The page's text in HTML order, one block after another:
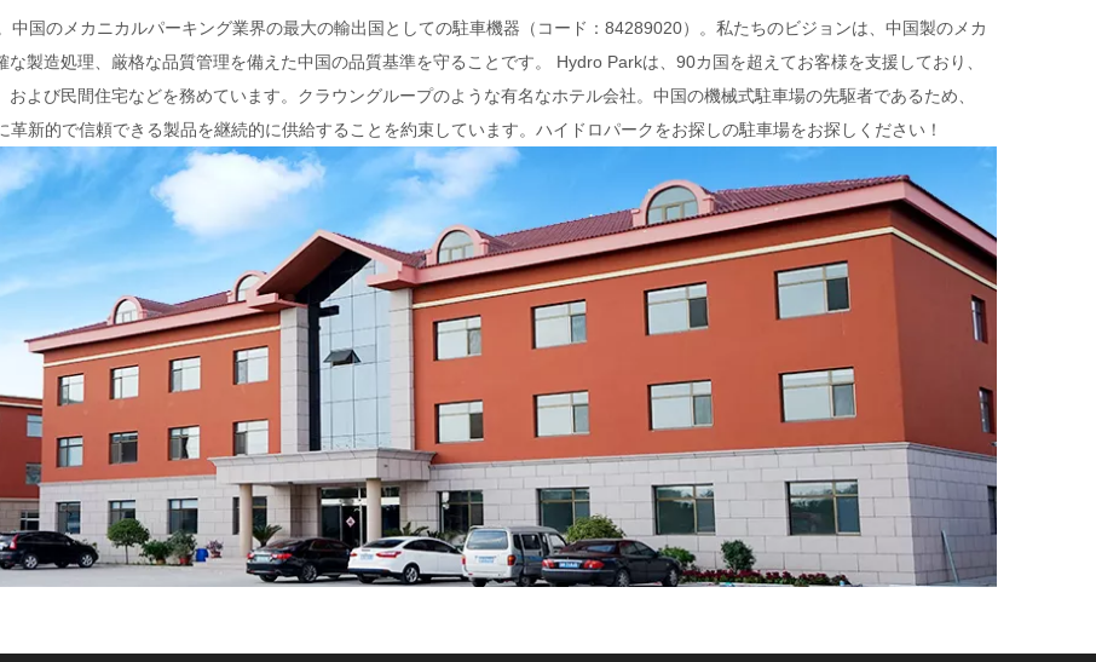
国のメカニカルパーキング業界の最大の輸出国としての駐車機器（コード：84289020）。私たちのビジョンは、中国製のメカ
製造処理、厳格な品質管理を備えた中国の品質基準を守ることです。 Hydro Parkは、90カ国を超えてお客様を支援しており、
よび民間住宅などを務めています。クラウングループのような有名なホテル会社。中国の機械式駐車場の先駆者であるため、
新的で信頼できる製品を継続的に供給することを約束しています。ハイドロパークをお探しの駐車場をお探しください！